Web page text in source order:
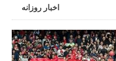
اخبار روزانه